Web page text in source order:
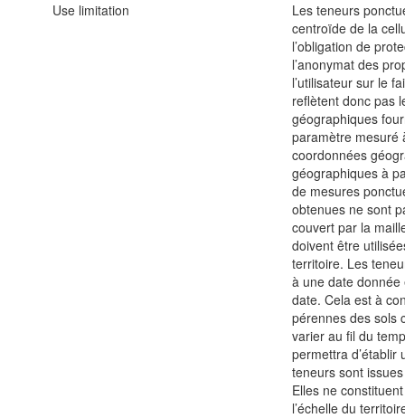
Use limitation
Les teneurs
centroïde de la
l’obligation de
l’anonymat des
l’utilisateur sur le
reflètent donc pas
géographiques
paramètre mesuré
coordonnées
géographiques à
de mesures
obtenues ne sont
couvert par la
doivent être
territoire. Les
à une date donnée
date. Cela est à
pérennes des sols
varier au fil du
permettra
teneurs sont
Elles ne
l’échelle du